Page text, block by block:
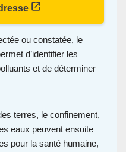
ou constatée, le
d’identifier les
et de déterminer
terres, le confinement,
eaux peuvent ensuite
pour la santé humaine,